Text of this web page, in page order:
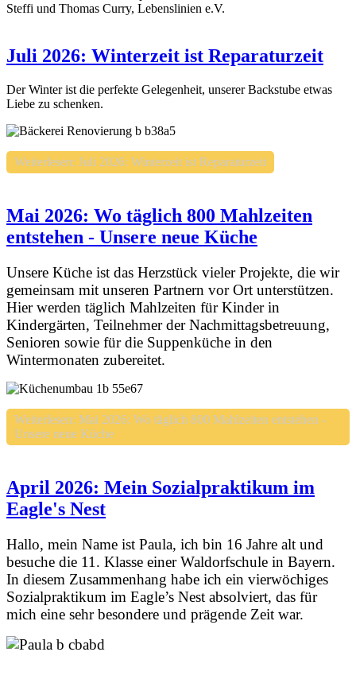
Steffi und Thomas Curry, Lebenslinien e.V.
Juli 2026: Winterzeit ist Reparaturzeit
Der Winter ist die perfekte Gelegenheit, unserer Backstube etwas
Liebe zu schenken.
Weiterlesen: Juli 2026: Winterzeit ist Reparaturzeit
Mai 2026: Wo täglich 800 Mahlzeiten
entstehen - Unsere neue Küche
Unsere Küche ist das Herzstück vieler Projekte, die wir
gemeinsam mit unseren Partnern vor Ort unterstützen.
Hier werden täglich Mahlzeiten für Kinder in
Kindergärten, Teilnehmer der Nachmittagsbetreuung,
Senioren sowie für die Suppenküche in den
Wintermonaten zubereitet.
Weiterlesen: Mai 2026: Wo täglich 800 Mahlzeiten entstehen -
Unsere neue Küche
April 2026: Mein Sozialpraktikum im
Eagle's Nest
Hallo, mein Name ist Paula, ich bin 16 Jahre alt und
besuche die 11. Klasse einer Waldorfschule in Bayern.
In diesem Zusammenhang habe ich ein vierwöchiges
Sozialpraktikum im Eagle’s Nest absolviert, das für
mich eine sehr besondere und prägende Zeit war.